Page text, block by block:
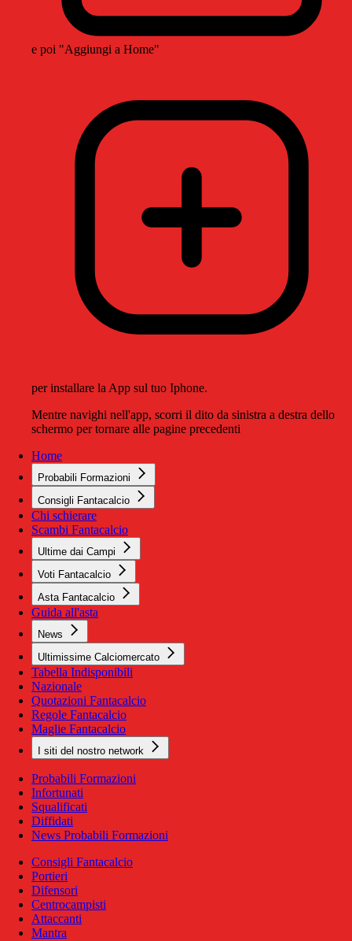
e poi "Aggiungi a Home"
per installare la App sul tuo Iphone.
Mentre navighi nell'app, scorri il dito da sinistra a destra dello
schermo per tornare alle pagine precedenti
Home
Probabili Formazioni
Consigli Fantacalcio
Chi schierare
Scambi Fantacalcio
Ultime dai Campi
Voti Fantacalcio
Asta Fantacalcio
Guida all'asta
News
Ultimissime Calciomercato
Tabella Indisponibili
Nazionale
Quotazioni Fantacalcio
Regole Fantacalcio
Maglie Fantacalcio
I siti del nostro network
Probabili Formazioni
Infortunati
Squalificati
Diffidati
News Probabili Formazioni
Consigli Fantacalcio
Portieri
Difensori
Centrocampisti
Attaccanti
Mantra